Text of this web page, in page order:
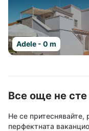
Adele - 0 m
Все още не
Не се притеснявайте,
перфектната